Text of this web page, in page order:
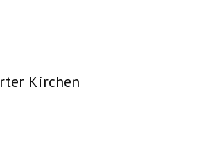
Kirchen